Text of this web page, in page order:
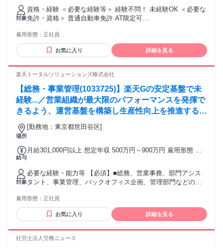
績） 昇給：あり 1ヶ月あたり1.50％～（前年度実績）
対象
資格・経験 ＜必要な経験等＞ 経験不問！ 未経験OK ＜必要な
免許・資格＞ 普通自動車免許 AT限定可
もピッタリ～ ・子育てが落ち着いて職場復帰したい ・手に職
つけて安定して長く働きたい ・職場環境や働き方を見直した
雇用形態： 正社員
お気に入り 詳細を見る
楽天トータルソリューションズ株式会社
【総務・事業管理(1033725)】楽天Gの安定基盤で未
経験...／営業組織が最大限のパフォーマンスを発揮で
きるよう、運営基盤を構築し生産性向上を推進する役
割を担います。具体的には、 ■統括部内の総務および
ポータルサイトの運営■人事発令に関する稟議と
場所
[勤務地：東京都世田谷区]
給与
月給301,000円以上 想定年収 500万円～900万円 雇用形態 正
￥301,000～ 基本給￥228,608～ 固定残業代￥72,392～を含
む/月 諸手当：通勤手当（会社規定に基づき支給）、残業手当
（固定残業代制 超過分別途支給） 試用期間 有 期間：3ヶ月
備考：変更無
対象
必要な経験・能力等 【必須】■総務、営業事務、部門アシス
タント、事業管理、バックオフィス企画、管理部門などのい
めた経験がある方 【魅力】総務未経験からでも、急成長する
組織の要として環境整備や効率化を推進し、「組織を動かす
力」を短期間で身につけられます。定型業務に留まらず、自
き、バックオフィスとしての専門性を高めながら幅広いキャ
雇用形態： 正社員
お気に入り 詳細を見る
社労士法人労務ニュース